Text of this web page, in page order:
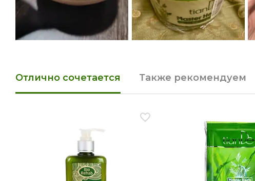
Отлично сочетается Также рекомендуем